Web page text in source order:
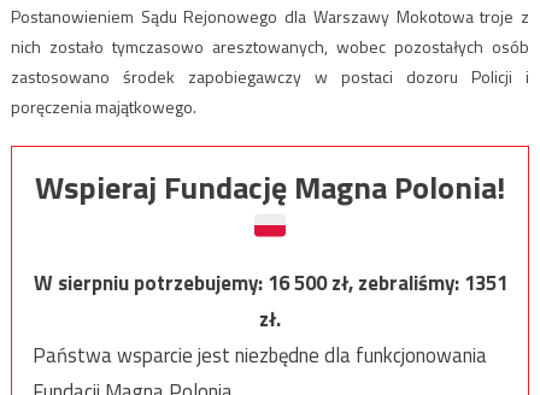
Postanowieniem Sądu Rejonowego dla Warszawy Mokotowa troje z
nich zostało tymczasowo aresztowanych, wobec pozostałych osób
zastosowano środek zapobiegawczy w postaci dozoru Policji i
poręczenia majątkowego.
Wspieraj Fundację Magna Polonia!
W sierpniu potrzebujemy:16 500zł, zebraliśmy:1351
zł.
Państwa wsparcie jest niezbędne dla funkcjonowania